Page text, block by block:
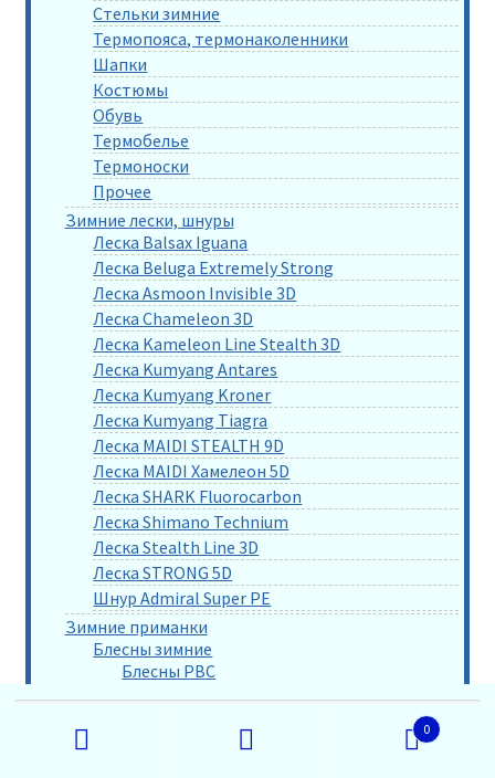
Стельки зимние
Термопояса, термонаколенники
Шапки
Костюмы
Обувь
Термобелье
Термоноски
Прочее
Зимние лески, шнуры
Леска Balsax Iguana
Леска Beluga Extremely Strong
Леска Asmoon Invisible 3D
Леска Chameleon 3D
Леска Kameleon Line Stealth 3D
Леска Kumyang Antares
Леска Kumyang Kroner
Леска Kumyang Tiagra
Леска MAIDI STEALTH 9D
Леска MAIDI Хамелеон 5D
Леска SHARK Fluorocarbon
Леска Shimano Technium
Леска Stealth Line 3D
Леска STRONG 5D
Шнур Admiral Super PE
Зимние приманки
Блесны зимние
Блесны РВС
Блесна Супер-жук по 2 шт
0